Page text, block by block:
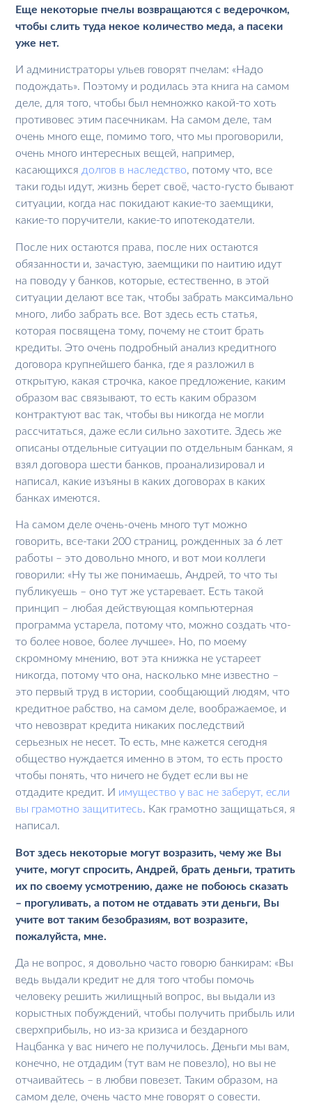
Еще некоторые пчелы возвращаются с ведерочком,
чтобы слить туда некое количество меда, а пасеки
уже нет.
И администраторы ульев говорят пчелам: «Надо
подождать». Поэтому и родилась эта книга на самом
деле, для того, чтобы был немножко какой-то хоть
противовес этим пасечникам. На самом деле, там
очень много еще, помимо того, что мы проговорили,
очень много интересных вещей, например,
касающихсядолгов в наследство, потому что, все
таки годы идут, жизнь берет своё, часто-густо бывают
ситуации, когда нас покидают какие-то заемщики,
какие-то поручители, какие-то ипотекодатели.
После них остаются права, после них остаются
обязанности и, зачастую, заемщики по наитию идут
на поводу у банков, которые, естественно, в этой
ситуации делают все так, чтобы забрать максимально
много, либо забрать все. Вот здесь есть статья,
которая посвящена тому, почему не стоит брать
кредиты. Это очень подробный анализ кредитного
договора крупнейшего банка, где я разложил в
открытую, какая строчка, какое предложение, каким
образом вас связывают, то есть каким образом
контрактуют вас так, чтобы вы никогда не могли
рассчитаться, даже если сильно захотите. Здесь же
описаны отдельные ситуации по отдельным банкам, я
взял договора шести банков, проанализировал и
написал, какие изъяны в каких договорах в каких
банках имеются.
На самом деле очень-очень много тут можно
говорить, все-таки 200 страниц, рожденных за 6 лет
работы – это довольно много, и вот мои коллеги
говорили: «Ну ты же понимаешь, Андрей, то что ты
публикуешь – оно тут же устаревает. Есть такой
принцип – любая действующая компьютерная
программа устарела, потому что, можно создать что-
то более новое, более лучшее». Но, по моему
скромному мнению, вот эта книжка не устареет
никогда, потому что она, насколько мне известно –
это первый труд в истории, сообщающий людям, что
кредитное рабство, на самом деле, воображаемое, и
что невозврат кредита никаких последствий
серьезных не несет. То есть, мне кажется сегодня
общество нуждается именно в этом, то есть просто
чтобы понять, что ничего не будет если вы не
отдадите кредит. И имущество у вас не заберут, если
вы грамотно защититесь. Как грамотно защищаться, я
написал.
Вот здесь некоторые могут возразить, чему же Вы
учите, могут спросить, Андрей, брать деньги, тратить
их по своему усмотрению, даже не побоюсь сказать
– прогуливать, а потом не отдавать эти деньги, Вы
учите вот таким безобразиям, вот возразите,
пожалуйста, мне.
Да не вопрос, я довольно часто говорю банкирам: «Вы
ведь выдали кредит не для того чтобы помочь
человеку решить жилищный вопрос, вы выдали из
корыстных побуждений, чтобы получить прибыль или
сверхприбыль, но из-за кризиса и бездарного
Нацбанка у вас ничего не получилось. Деньги мы вам,
конечно, не отдадим (тут вам не повезло), но вы не
отчаивайтесь – в любви повезет. Таким образом, на
самом деле, очень часто мне говорят о совести.